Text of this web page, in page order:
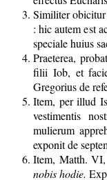
Similiter
: hic autem est
speciale huius
Praeterea,
filii Iob, et
Gregorius de
Item, per illud
vestimentis
mulierum
exponit de
Item, Matth.
nobis hodie.